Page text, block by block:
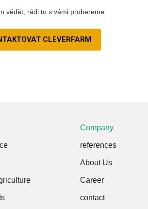
vědět, rádi to s vámi probereme.
CLEVERFARM
Company
references
About Us
Career
contact